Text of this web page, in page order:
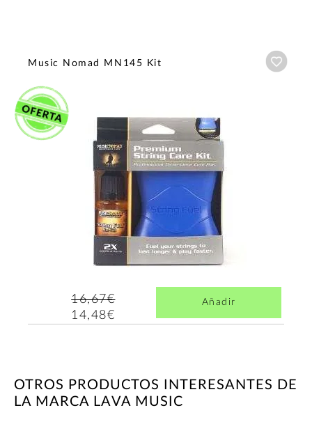
Music Nomad MN145 Kit
16,67€
14,48€
Añadir
OTROS PRODUCTOS INTERESANTES DE
LA MARCA LAVA MUSIC